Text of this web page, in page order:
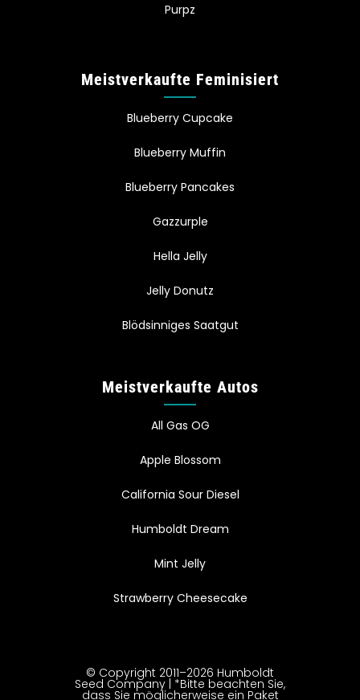
Purpz
Meistverkaufte Feminisiert
Blueberry Cupcake
Blueberry Muffin
Blueberry Pancakes
Gazzurple
Hella Jelly
Jelly Donutz
Blödsinniges Saatgut
Meistverkaufte Autos
All Gas OG
Apple Blossom
California Sour Diesel
Humboldt Dream
Mint Jelly
Strawberry Cheesecake
© Copyright 2011–2026 Humboldt
Seed Company | *Bitte beachten Sie,
dass Sie möglicherweise ein Paket